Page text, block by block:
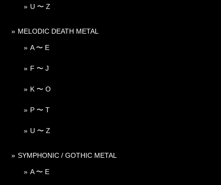
U 〜 Z
MELODIC DEATH METAL
A 〜 E
F 〜 J
K 〜 O
P 〜 T
U 〜 Z
SYMPHONIC / GOTHIC METAL
A 〜 E